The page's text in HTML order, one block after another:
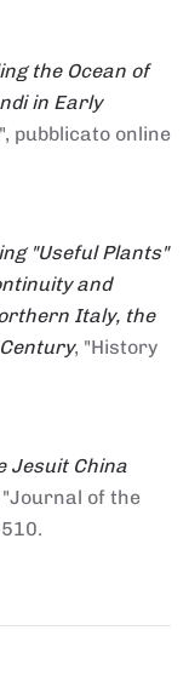
the Ocean of
in Early
pubblicato online
"Useful Plants"
and
Italy, the
, "History
Jesuit China
"Journal of the